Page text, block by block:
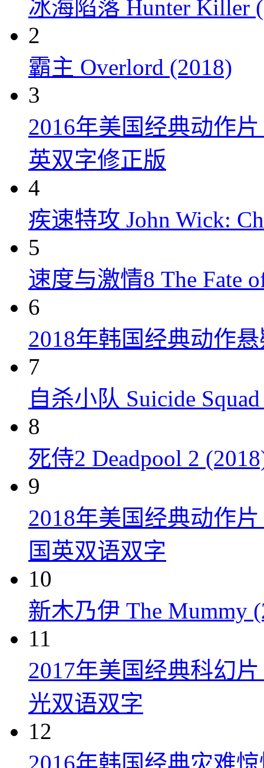
冰海陷落 Hunter Killer
2
霸主 Overlord (2018)
3
2016年美国经典动作
英双字修正版
4
疾速特攻 John Wick:
5
速度与激情8 The Fate
6
2018年韩国经典动作
7
自杀小队 Suicide
8
死侍2 Deadpool 2
9
2018年美国经典动作
国英双语双字
10
新木乃伊 The Mummy
11
2017年美国经典科幻
光双语双字
12